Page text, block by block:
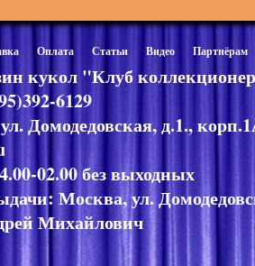
Оплата Статьи Видео Партнёрам
кукол "Клуб
6129
Домодедовская, д.1.,
02.00 без выходных
Москва, ул.
Михайлович